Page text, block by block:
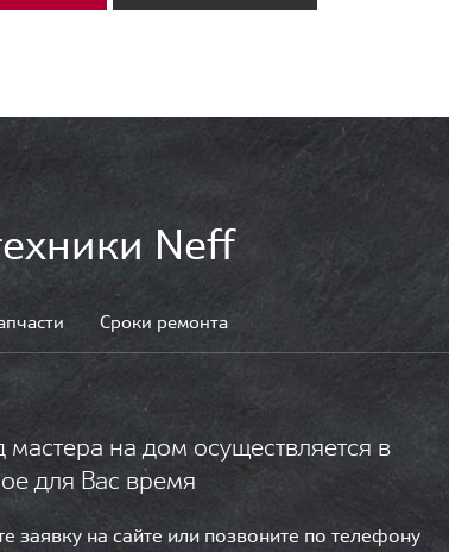
Neff
Сроки ремонта
мастера на дом осуществляется в
для Вас время
заявку на сайте или позвоните по телефону